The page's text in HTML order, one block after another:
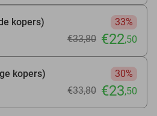
kopers)
33%
€33,80 €22,50
kopers)
30%
€33,80 €23,50